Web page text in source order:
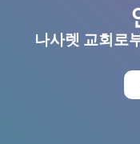
나사렛 교회로